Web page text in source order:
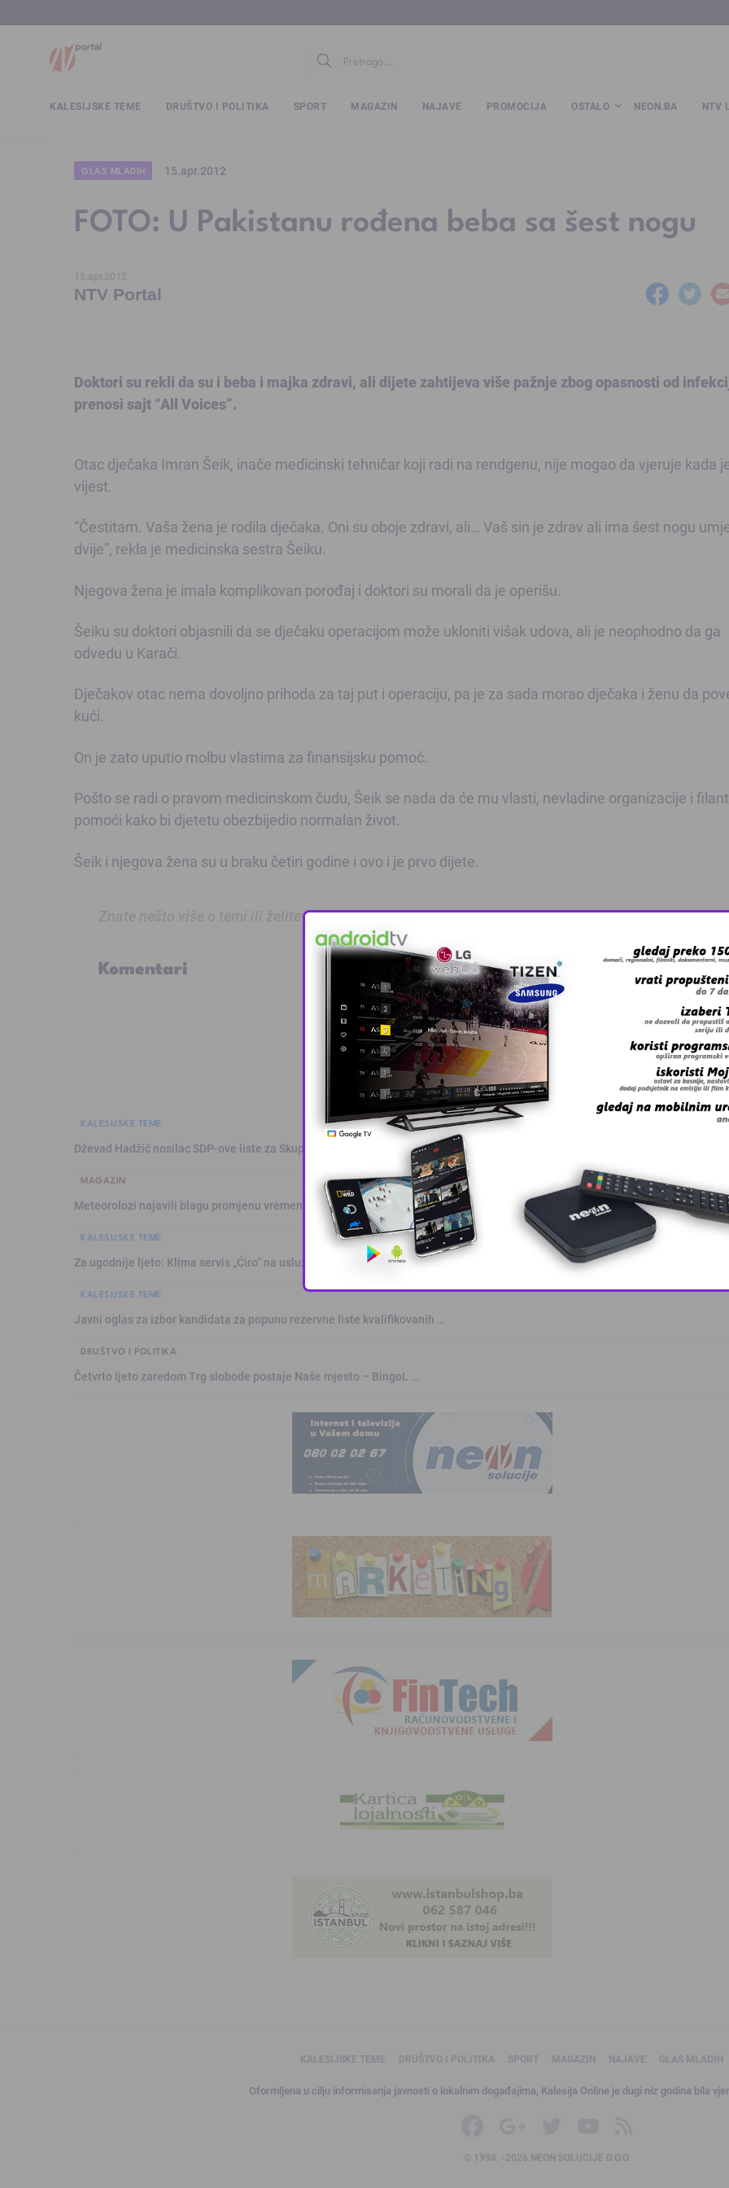
KALESIJSKE TEME DRUŠTVO I POLITIKA SPORT MAGAZIN NAJAVE PROMOCIJA OSTALO NEON.BA NTV
GLAS MLADIH 15.apr.2012
FOTO: U Pakistanu rođena beba sa šest nogu
15.apr.2012
NTV Portal
Doktori su rekli da su i beba i majka zdravi, ali dijete zahtijeva više pažnje zbog opasnosti od
prenosi sajt “All Voices”.
Otac dječaka Imran Šeik, inače medicinski tehničar koji radi na rendgenu, nije mogao da vjeruje kada
vijest.
“Čestitam. Vaša žena je rodila dječaka. Oni su oboje zdravi, ali… Vaš sin je zdrav ali ima šest nogu
dvije”, rekla je medicinska sestra Šeiku.
Njegova žena je imala komplikovan porođaj i doktori su morali da je operišu.
Šeiku su doktori objasnili da se dječaku operacijom može ukloniti višak udova, ali je neophodno da ga
odvedu u Karači.
Dječakov otac nema dovoljno prihoda za taj put i operaciju, pa je za sada morao dječaka i ženu da
kući.
On je zato uputio molbu vlastima za finansijsku pomoć.
Pošto se radi o pravom medicinskom čudu, Šeik se nada da će mu vlasti, nevladine organizacije i
pomoći kako bi djetetu obezbijedio normalan život.
Šeik i njegova žena su u braku četiri godine i ovo i je prvo dijete.
Znate nešto više o temi ili želite prijaviti grešku u tekstu?
Komentari
KALESIJSKE TEME
Dževad Hadžić nosilac SDP-ove liste za Skupštinu Tuzlanskog kanton …
MAGAZIN
Meteorolozi najavili blagu promjenu vremena: Sutra pljuskovi i grmljav …
KALESIJSKE TEME
Za ugodnije ljeto: Klima servis „Ćiro“ na usluzi građanima
KALESIJSKE TEME
Javni oglas za izbor kandidata za popunu rezervne liste kvalifikovanih …
DRUŠTVO I POLITIKA
Četvrto ljeto zaredom Trg slobode postaje Naše mjesto – BingoL …
KALESIJSKE TEME DRUŠTVO I POLITIKA SPORT MAGAZIN NAJAVE GLAS MLADIH
Oformljena u cilju informisanja javnosti o lokalnim događajima, Kalesija Online je dugi niz godina bila
© 1998. -2026 NEON SOLUCIJE D.O.O.